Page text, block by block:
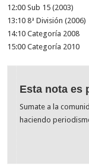
12:00 Sub 15 (2003)
13:10 8ª División (2006)
14:10 Categoría 2008
15:00 Categoría 2010
Esta nota es
Sumate a la
haciendo